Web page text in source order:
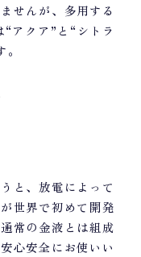
せんが、多用する
アクア”と“シトラ
と、放電によって
世界で初めて開発
常の金液とは組成
心安全にお使いい